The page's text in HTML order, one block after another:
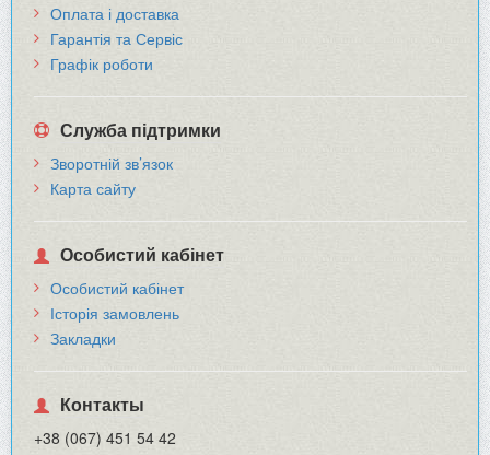
Оплата і доставка
Гарантія та Сервіс
Графік роботи
Служба підтримки
Зворотній зв’язок
Карта сайту
Особистий кабінет
Особистий кабінет
Історія замовлень
Закладки
Контакты
+38 (067) 451 54 42